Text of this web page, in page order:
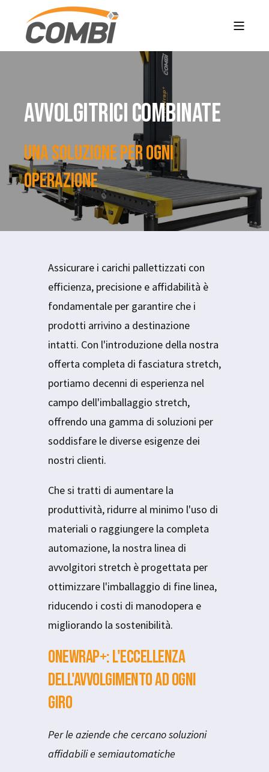
AVVOLGITRICI COMBINATE
Una soluzione per ogni
operazione
Assicurare i carichi pallettizzati con
efficienza, precisione e affidabilità è
fondamentale per garantire che i
prodotti arrivino a destinazione
intatti. Con l'introduzione della nostra
offerta completa di fasciatura stretch,
portiamo decenni di esperienza nel
campo dell'imballaggio stretch,
offrendo una gamma di soluzioni per
soddisfare le diverse esigenze dei
nostri clienti.
Che si tratti di aumentare la
produttività, ridurre al minimo l'uso di
materiali o raggiungere la completa
automazione, la nostra linea di
avvolgitori stretch è progettata per
ottimizzare l'imballaggio di fine linea,
riducendo i costi di manodopera e
migliorando la sostenibilità.
OneWrap+: L'eccellenza
dell'avvolgimento ad ogni
giro
Per le aziende che cercano soluzioni
affidabili e semiautomatiche